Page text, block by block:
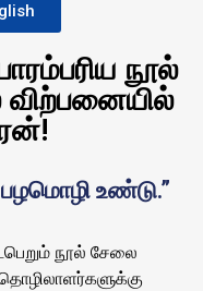
நூல்
விற்பனையில்
உண்டு.”
நூல் சேலை